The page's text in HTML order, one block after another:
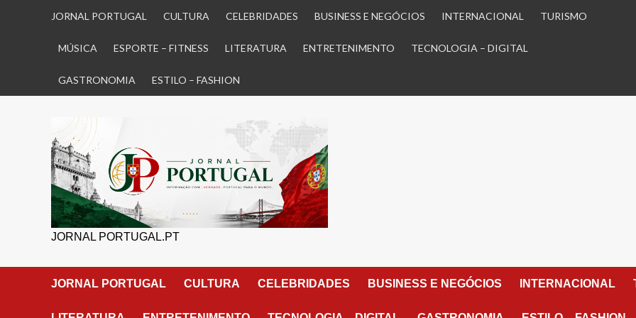
JORNAL PORTUGAL CULTURA CELEBRIDADES BUSINESS E NEGÓCIOS INTERNACIONAL TURISMO
MÚSICA ESPORTE – FITNESS LITERATURA ENTRETENIMENTO TECNOLOGIA – DIGITAL
GASTRONOMIA ESTILO – FASHION
JORNAL PORTUGAL.PT
JORNAL PORTUGAL CULTURA CELEBRIDADES BUSINESS E NEGÓCIOS INTERNACIONAL